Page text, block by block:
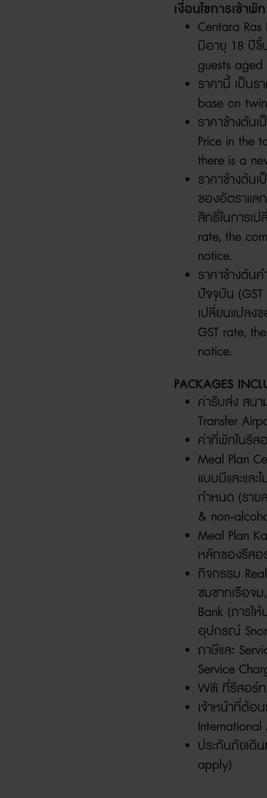
เงื่อนไขการเข้า
Centara
มีอายุ 18 ปีขึ้
guests
ราคานี้ เป็นร
base on
ราคาข้างต้น
Price in the
there is a
ราคาข้างต้น
ของอัตราแล
สิทธิ์ในการเ
rate, the
notice.
ราคาข้างต้น
ปัจจุบัน (GST
เปลี่ยนแปลง
GST rate,
notice.
PACKAGES
ค่ารับส่ง สน
Transfer
ค่าที่พักในรี
Meal Plan
แบบมีและแล
กำหนด (ราย
& non-
Meal Plan
หลักของรีสอ
กิจกรรม
ชมซากเรือจม
Bank (การใ
อุปกรณ์
ภาษีและ
Service
Wifi ที่รีสอร์ท
เจ้าหน้าที่ต้อ
ประกันภัยเดิ
apply)